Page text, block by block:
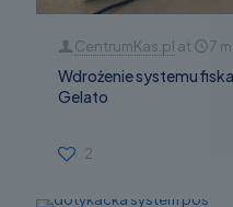
CentrumKas.pl at 7
Wdrożenie systemu
Gelato
2